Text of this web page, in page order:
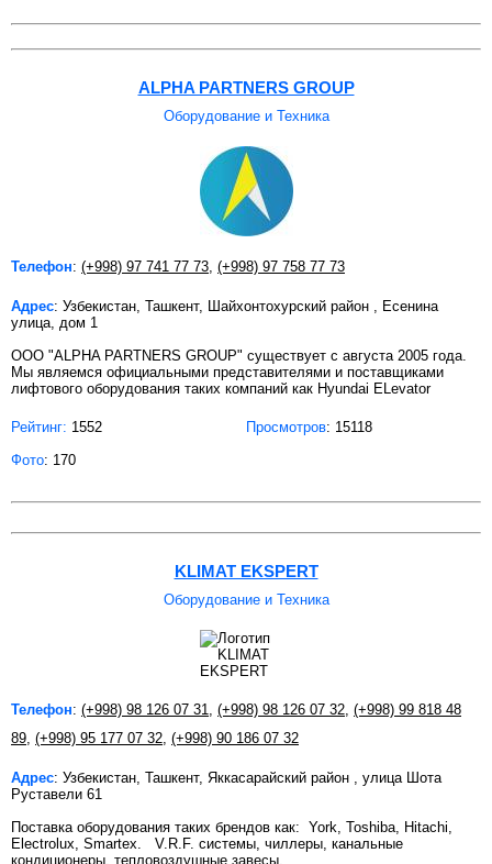
ALPHA PARTNERS GROUP
Оборудование и Техника
Телефон: (+998) 97 741 77 73, (+998) 97 758 77 73
Адрес: Узбекистан, Ташкент, Шайхонтохурский район , Есенина
улица, дом 1
ООО "ALPHA PARTNERS GROUP" существует с августа 2005 года.
Мы являемся официальными представителями и поставщиками
лифтового оборудования таких компаний как Hyundai ELevator
Рейтинг: 1552 Просмотров: 15118
Фото: 170
KLIMAT EKSPERT
Оборудование и Техника
Телефон: (+998) 98 126 07 31, (+998) 98 126 07 32, (+998) 99 818 48
89, (+998) 95 177 07 32, (+998) 90 186 07 32
Адрес: Узбекистан, Ташкент, Яккасарайский район , улица Шота
Руставели 61
Поставка оборудования таких брендов как: York, Toshiba, Hitachi,
Electrolux, Smartex. V.R.F. системы, чиллеры, канальные
кондиционеры, тепловоздушные завесы,